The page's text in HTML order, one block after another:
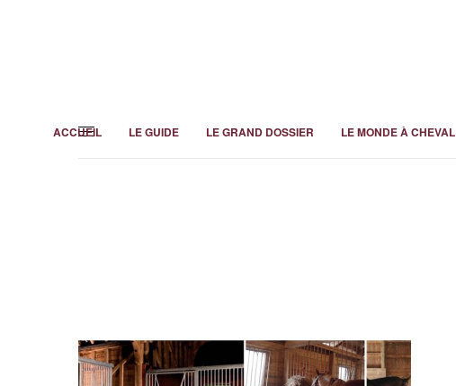
ACCUEIL LE GUIDE LE GRAND DOSSIER LE MONDE À CHEVAL